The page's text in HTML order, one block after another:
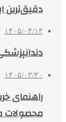
دقیق‌ترین
۱۴۰۵/۰۴/۱۳
۱۴۰۵/۰۳/۳۰
راهنمای
محصولات